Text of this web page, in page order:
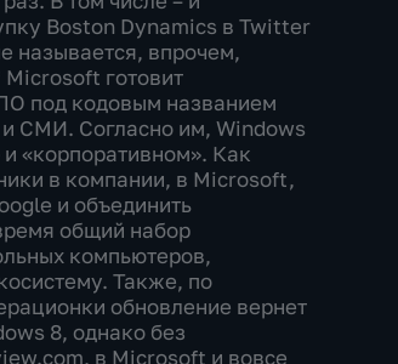
Boston Dynamics в Twitter
называется, впрочем,
Microsoft готовит
под кодовым названием
и СМИ. Согласно им, Windows
«корпоративном». Как
в компании, в Microsoft,
и объединить
общий набор
компьютеров,
Также, по
обновление вернет
8, однако без
в Microsoft и вовсе